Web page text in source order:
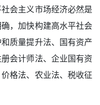
会主义市场经济必然是
，加快构建高水平社会
质量提升法、国有资产
会计师法、企业国有资
格法、农业法、税收征